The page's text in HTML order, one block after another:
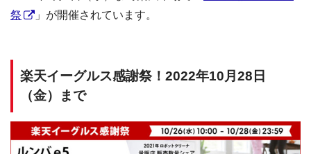
祭
」が開催されています。
楽天イーグルス感謝祭！2022年10月28日
（金）まで